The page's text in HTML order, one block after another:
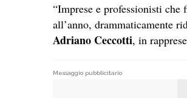
“Imprese e professionisti
all’anno, drammaticamente
Adriano Ceccotti, in
Messaggio pubblicitario